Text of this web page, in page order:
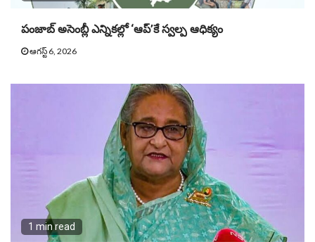
పంజాబ్ అసెంబ్లీ ఎన్నికల్లో ‘ఆప్’కే స్వల్ప ఆధిక్యం
ఆగస్ట్ 6, 2026
1 min read